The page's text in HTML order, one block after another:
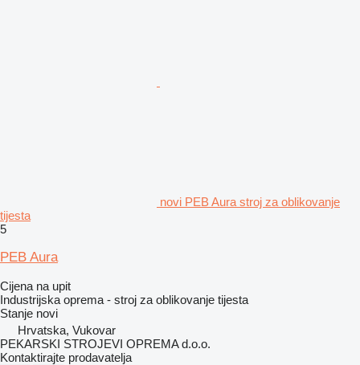
novi PEB Aura stroj za oblikovanje
tijesta
5
PEB Aura
Cijena na upit
Industrijska oprema - stroj za oblikovanje tijesta
Stanje novi
Hrvatska, Vukovar
PEKARSKI STROJEVI OPREMA d.o.o.
Kontaktirajte prodavatelja